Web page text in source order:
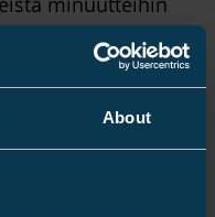
About
lähes 9000
tarvitaan 660
ja